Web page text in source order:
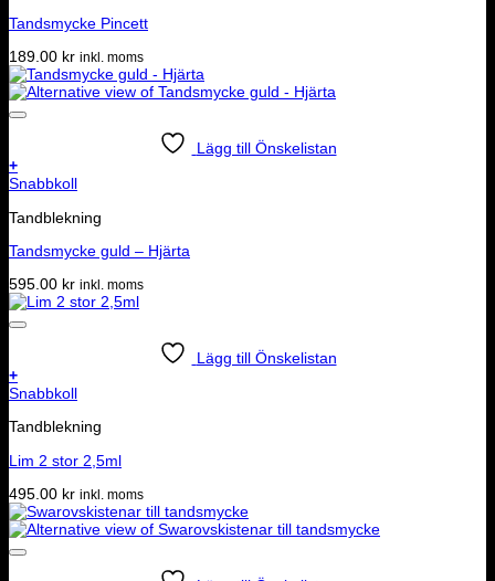
Tandsmycke Pincett
189.00 kr inkl. moms
Lägg till Önskelistan
+
Snabbkoll
Tandblekning
Tandsmycke guld – Hjärta
595.00 kr inkl. moms
Lägg till Önskelistan
+
Snabbkoll
Tandblekning
Lim 2 stor 2,5ml
495.00 kr inkl. moms